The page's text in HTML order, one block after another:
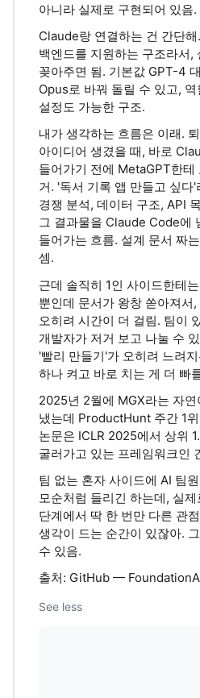
아니라 실제로 구현되어 있음.
Claude랑 연결하는 건 간단
백엔드를 지원하는 구조라서,
꽂아주면 됨. 기본값 GPT-4
Opus로 바꿔 돌릴 수 있고,
설정도 가능한 구조.
내가 생각하는 흐름은 이래.
아이디어 생겼을 때, 바로
들어가기 전에 MetaGPT한테
거. '독서 기록 앱 만들고 싶다
경쟁 분석, 데이터 구조, API
그 결과물을 Claude Code에
들어가는 흐름. 설계 문서 짜
셈.
근데 솔직히 1인 사이드한테
뿐인데 문서가 왕창 쏟아져서
오히려 시간이 더 걸림. 팀이
개발자가 저거 보고 나눌 수
'빨리 만들기'가 오히려 느려
하나 켜고 바로 치는 게 더 빠
2025년 2월에 MGX라는 자
냈는데 ProductHunt 주간 1
논문은 ICLR 2025에서 상위
굴러가고 있는 프레임워크인
팀 없는 혼자 사이드에 AI 팀
모순처럼 들리긴 하는데, 실
단계에서 딱 한 번만 다른 관
생각이 드는 순간이 있잖아.
수 있음.
출처: GitHub —
See less